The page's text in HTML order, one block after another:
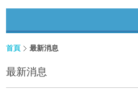
首頁 最新消息
最新消息